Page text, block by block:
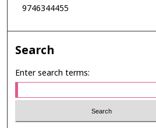
9746344455
Search
Enter search terms: